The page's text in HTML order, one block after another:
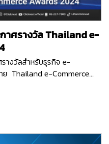
าศรางวัล Thailand e-
างวัลสำหรับธุรกิจ e-
ย Thailand e-Commerce
ติ์ เริ่มต้นงานด้วยกิจกรรม